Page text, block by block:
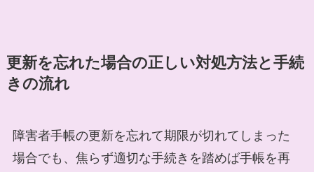
更新を忘れた場合の正しい対処方法と手続
きの流れ
障害者手帳の更新を忘れて期限が切れてしまった
場合でも、焦らず適切な手続きを踏めば手帳を再